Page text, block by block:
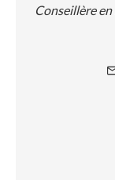
Conseillère